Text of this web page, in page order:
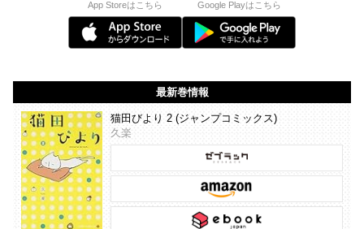
App Storeはこちら Google Playはこちら
最新巻情報
猫田びより 2 (ジャンプコミックス)
久楽